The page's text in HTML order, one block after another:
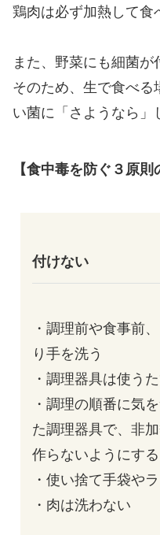
鶏肉は必ず加熱して食
また、野菜にも細菌が
そのため、生で食べ
い菌に「さようなら」
【食中毒を防ぐ３原則
付けない
・調理前や食事前
り手を洗う
・調理器具は使う
・調理の順番に気
た調理器具で、非
作らないようにする
・使い捨て手袋や
・肉は洗わない